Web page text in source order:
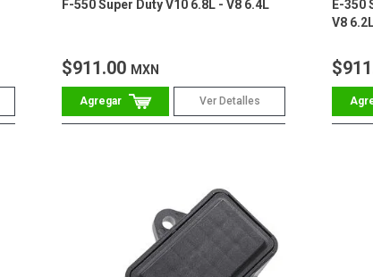
F-550 Super Duty V10 6.8L - V8 6.4L
$911.00 MXN
Ver Detalles
E-350
V8